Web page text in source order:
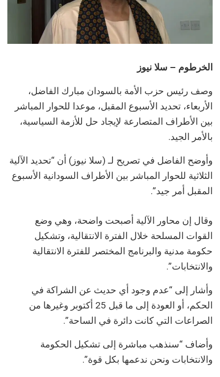
الخرطوم – سلا نيوز
وصف رئيس حزب الأمة بالسودان مبارك الفاضل،
الأربعاء، تحديد الأسبوع المقبل، موعدا للحوار المباشر
بين الأطراف المتصارعة لإيجاد حل للأزمة السياسية،
بالأمر الجيد.
وأوضح الفاضل في تصريح لـ (سلا نيوز) أن “تحديد الآلية
الثلاثية للحوار المباشر بين الأطراف السودانية الأسبوع
المقبل أمر جيد”.
وقال إن محاور الآلية أصبحت واضحة، وهي وضع
القوات المسلحة خلال الفترة الانتقالية، وتشكيل
حكومة مدنية والبرنامج المختصر للفترة الانتقالية
والانتخابات”.
وأشار إلى “عدم وجود أي حديث عن الشراكة في
الحكم، أو العودة إلى ما قبل 25 أكتوبر وغيرها من
الصراعات التي كانت دائرة في الساحة”.
وأضاف “سنذهب مباشرة إلى تشكيل الحكومة
والانتخابات ونحن ندعمها بكل قوة”.